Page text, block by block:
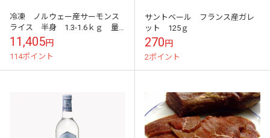
冷凍 ノルウェー産サーモンス
ライス 半身 1.3-1.6ｋｇ 量
り売り商品 10560/ｋｇ
11,405円
114ポイント
サントベール フランス産ガレ
ット 125ｇ
270円
2ポイント